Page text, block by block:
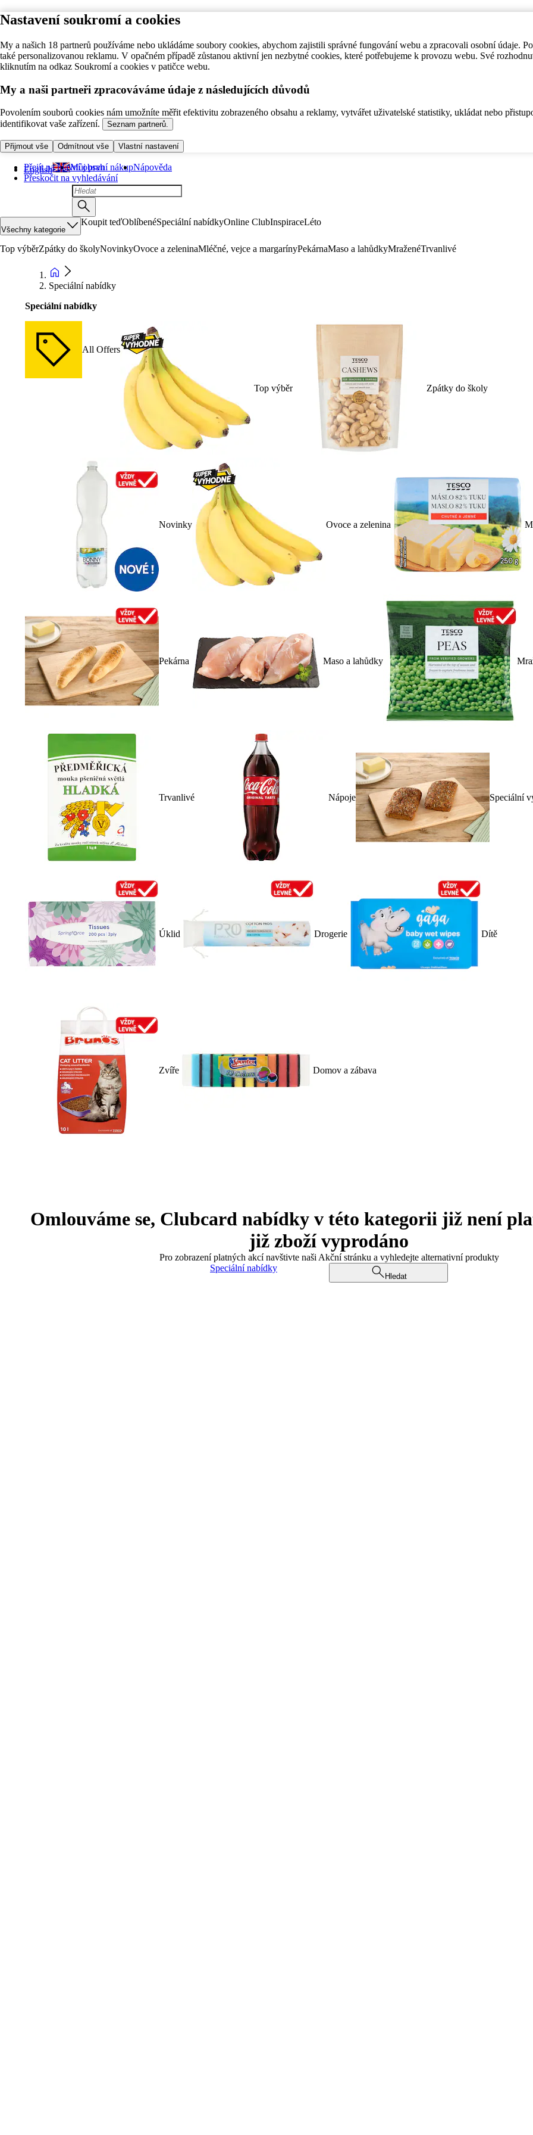
Nastavení soukromí a cookies
My a našich 18 partnerů používáme nebo ukládáme soubory cookies, abychom zajistili správné fungování webu a zpracovali osobní údaje.
také personalizovanou reklamu. V opačném případě zůstanou aktivní jen nezbytné cookies, které potřebujeme k provozu webu. Své
kliknutím na odkaz Soukromí a cookies v patičce webu.
My a naši partneři zpracováváme údaje z následujících důvodů
Povolením souborů cookies nám umožníte měřit efektivitu zobrazeného obsahu a reklamy, vytvářet uživatelské statistiky, ukládat nebo
identifikovat vaše zařízení.
Seznam partnerů.
Přijmout vše Odmítnout vše Vlastní nastavení
Přejít na hlavní obsah
Přeskočit na vyhledávání
English Můj první nákupNápověda
Všechny kategorie
Koupit teďOblíbenéSpeciální nabídkyOnline ClubInspiraceLéto
Top výběrZpátky do školyNovinkyOvoce a zeleninaMléčné, vejce a margarínyPekárnaMaso a lahůdkyMraženéTrvanlivé
Speciální nabídky
Speciální nabídky
All Offers
Top výběr Zpátky do školy
Novinky Ovoce a zelenina
Pekárna Maso a lahůdky
Trvanlivé Nápoje Speciální
Úklid Drogerie Dítě
Zvíře Domov a zábava
Omlouváme se, Clubcard nabídky v této kategorii již není
již zboží vyprodáno
Pro zobrazení platných akcí navštivte naši Akční stránku a vyhledejte alternativní produkty
Speciální nabídky
Hledat